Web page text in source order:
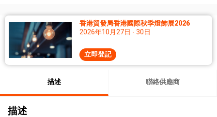
香港貿發局香港國際秋季燈飾展2026
2026年10月27日 - 30日
立即登記
描述 聯絡供應商
描述